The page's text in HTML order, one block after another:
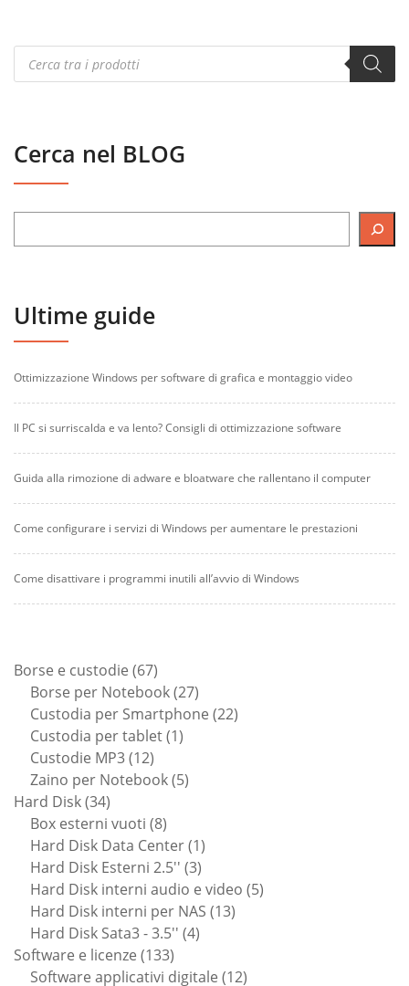
Products
search
Cerca nel BLOG
Ultime guide
Ottimizzazione Windows per software di grafica e montaggio video
Il PC si surriscalda e va lento? Consigli di ottimizzazione software
Guida alla rimozione di adware e bloatware che rallentano il computer
Come configurare i servizi di Windows per aumentare le prestazioni
Come disattivare i programmi inutili all’avvio di Windows
Borse e custodie 6767
prodotti
Borse per Notebook 2727
prodotti
Custodia per Smartphone 2222
Custodia per tablet 11
Custodie MP3 1212
prodotti
Zaino per Notebook 55
Hard Disk 3434
prodotti
Box esterni vuoti 88
prodotti
Hard Disk Data Center 11
prodotto
Hard Disk Esterni 2.5'' 33
prodotti
Hard Disk interni audio e video 55
Hard Disk interni per NAS 1313
Hard Disk Sata3 - 3.5'' 44
Software e licenze 133133
prodotti
Software applicativi digitale 1212